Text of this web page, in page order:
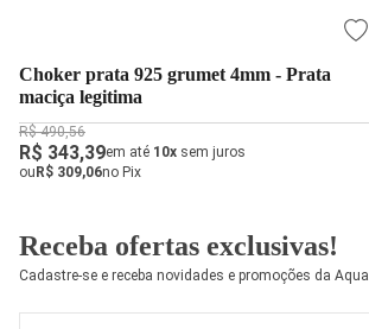
Choker prata 925 grumet 4mm - Prata
maciça legitima
R$ 490,56
R$ 343,39em até 10x sem juros
ouR$ 309,06no Pix
Receba ofertas exclusivas!
Cadastre-se e receba novidades e promoções da Aqua